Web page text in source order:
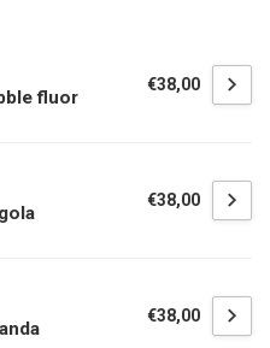
fluor
€38,00
€38,00
€38,00